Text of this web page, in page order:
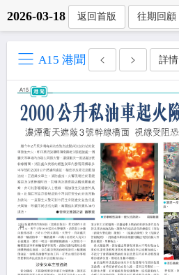
2026-03-18 返回首版 往期回顧
A15 港聞 詳情